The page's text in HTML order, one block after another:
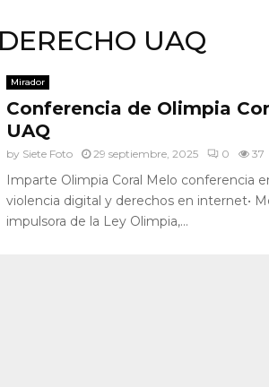
UAQ
Mirador
Conferencia de Olimpia
UAQ
by Siete Foto 29 septiembre, 2025 0 37
Imparte Olimpia Coral Melo conferencia
violencia digital y derechos en internet•
impulsora de la Ley Olimpia,...